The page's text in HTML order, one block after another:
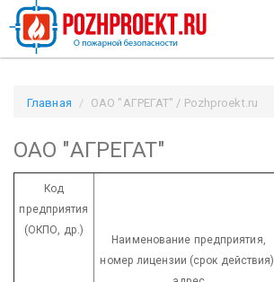
Главная ОАО "АГРЕГАТ" / Pozhproekt.ru
ОАО "АГРЕГАТ"
Код
предприятия
(ОКПО, др.)
Наименование предприятия,
номер лицензии (срок действия),